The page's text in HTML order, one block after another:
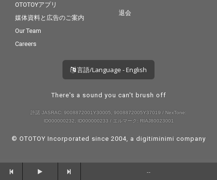
OTOTOYアプリ
媒体資料と広告のご案内
Our Team
Careers
退会
言語/Language - English
There's a sound you can't brush off
許諾 JASRAC: 9008872001Y30005, 9008872005Y37019 / NexTone:
ID000000232, ID000000233 / エルマーク: RIAJ80023001
© OTOTOY Incorporated since 2004, a digitiminimi company
--